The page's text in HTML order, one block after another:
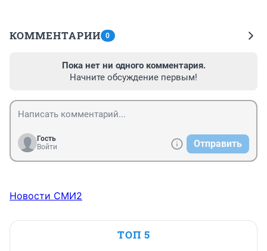
КОММЕНТАРИИ 0
Пока нет ни одного комментария.
Начните обсуждение первым!
Гость
Войти
Отправить
Новости СМИ2
ТОП 5